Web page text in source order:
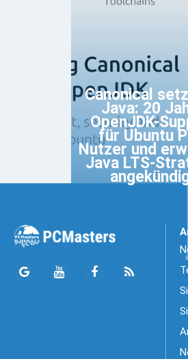
Canonical
Java: 20
OpenJDK-
für Ubuntu
Nutzer und
Java LTS-